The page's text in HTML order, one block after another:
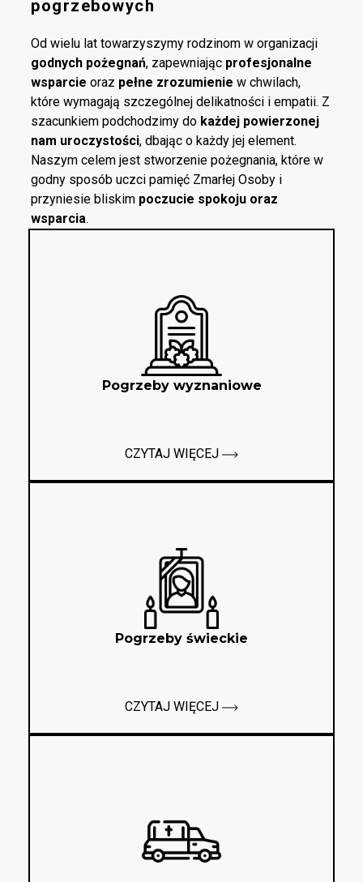
pogrzebowych
Od wielu lat towarzyszymy rodzinom w organizacji
godnych pożegnań, zapewniając profesjonalne
wsparcie oraz pełne zrozumienie w chwilach,
które wymagają szczególnej delikatności i empatii. Z
szacunkiem podchodzimy do każdej powierzonej
nam uroczystości, dbając o każdy jej element.
Naszym celem jest stworzenie pożegnania, które w
godny sposób uczci pamięć Zmarłej Osoby i
przyniesie bliskim poczucie spokoju oraz
wsparcia.
Pogrzeby wyznaniowe
CZYTAJ WIĘCEJ
Pogrzeby świeckie
CZYTAJ WIĘCEJ